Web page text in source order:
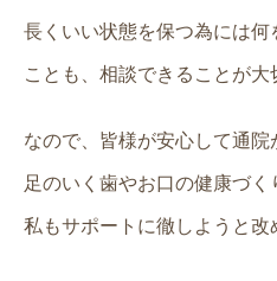
長くいい状態を保つ為には
ことも、相談できることが大
なので、皆様が安心して通
足のいく歯やお口の健康づく
私もサポートに徹しようと改